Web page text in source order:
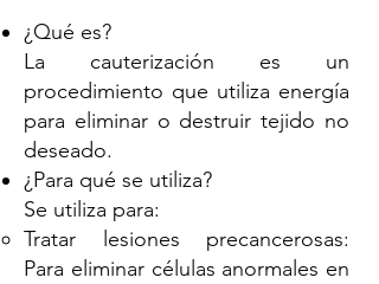
¿Qué es?
La cauterización es un
procedimiento que utiliza energía
para eliminar o destruir tejido no
deseado.
¿Para qué se utiliza?
Se utiliza para:
Tratar lesiones precancerosas:
Para eliminar células anormales en